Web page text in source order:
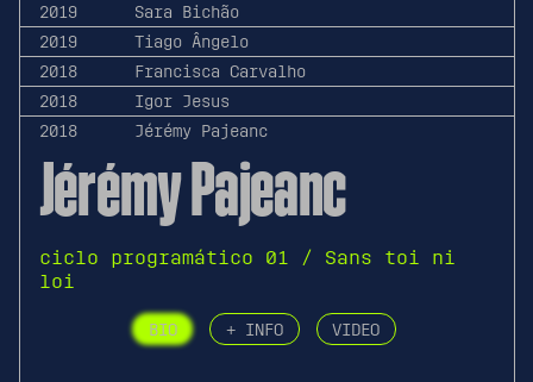
2019
Sara Bichão
2019
Tiago Ângelo
2018
Francisca Carvalho
2018
Igor Jesus
2018
Jérémy Pajeanc
Jérémy Pajeanc
ciclo programático 01 / Sans toi ni
loi
BIO + INFO VIDEO